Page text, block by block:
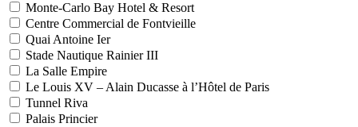
Monte-Carlo Bay Hotel & Resort
Centre Commercial de Fontvieille
Quai Antoine Ier
Stade Nautique Rainier III
La Salle Empire
Le Louis XV – Alain Ducasse à l’Hôtel de Paris
Tunnel Riva
Palais Princier